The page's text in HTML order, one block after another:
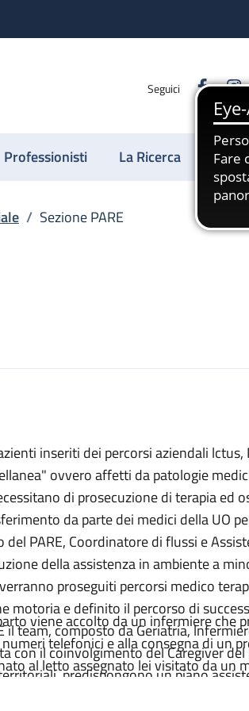
Seguici
Professionisti La Ricerca
/ Sezione PARE
inseriti dei percorsi aziendali
ovvero affetti da patologie
di prosecuzione di terapia ed
da parte dei medici della UO
PARE, Coordinatore di flussi e
della assistenza in ambiente a
proseguiti percorsi medico
motoria e definito il percorso di
il team, composto da Geriatria,
con il coinvolgimento del Caregiver
predispongono un piano
medico riabilitative durante la
viene accolto da un infermiere che
telefonici e alla consegna di un
al letto assegnato lei visitato da un
clinica ed infermieristica dove viene